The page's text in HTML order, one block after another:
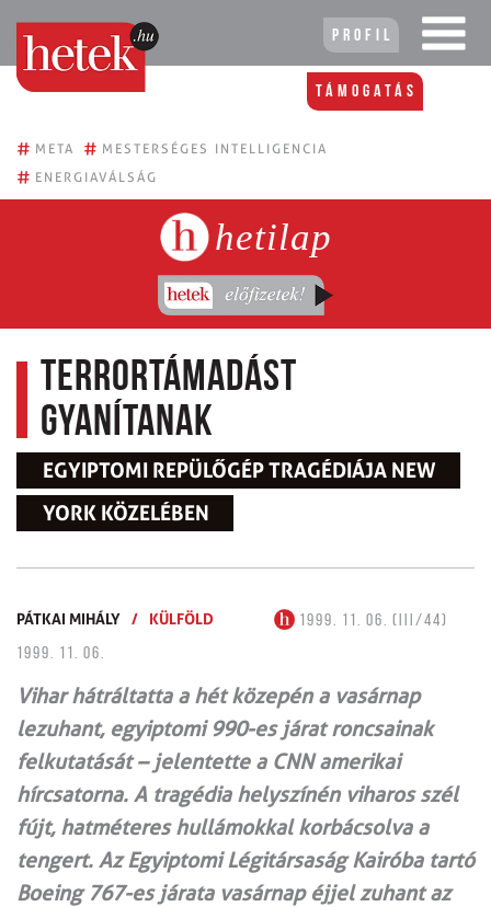
Profil
Támogatás
# META # MESTERSÉGES INTELLIGENCIA
# ENERGIAVÁLSÁG
hetilap
Terrortámadást
gyanítanak
EGYIPTOMI REPÜLŐGÉP TRAGÉDIÁJA NEW
YORK KÖZELÉBEN
PÁTKAI MIHÁLY / KÜLFÖLD
1999. 11. 06. (III/44)
1999. 11. 06.
Vihar hátráltatta a hét közepén a vasárnap
lezuhant, egyiptomi 990-es járat roncsainak
felkutatását – jelentette a CNN amerikai
hírcsatorna. A tragédia helyszínén viharos szél
fújt, hatméteres hullámokkal korbácsolva a
tengert. Az Egyiptomi Légitársaság Kairóba tartó
Boeing 767-es járata vasárnap éjjel zuhant az